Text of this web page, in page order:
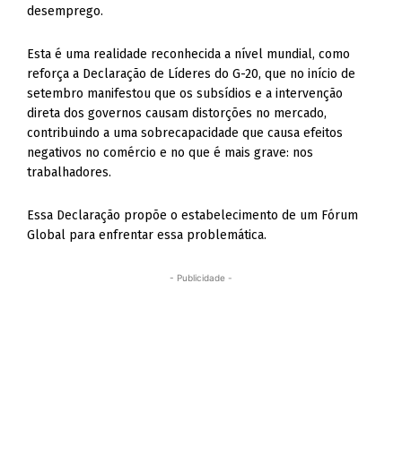
desemprego.
Esta é uma realidade reconhecida a nível mundial, como
reforça a Declaração de Líderes do G-20, que no início de
setembro manifestou que os subsídios e a intervenção
direta dos governos causam distorções no mercado,
contribuindo a uma sobrecapacidade que causa efeitos
negativos no comércio e no que é mais grave: nos
trabalhadores.
Essa Declaração propõe o estabelecimento de um Fórum
Global para enfrentar essa problemática.
- Publicidade -